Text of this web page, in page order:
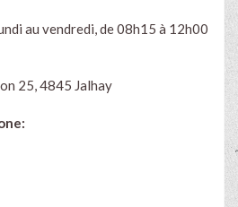
au vendredi, de 08h15 à 12h00
25, 4845 Jalhay